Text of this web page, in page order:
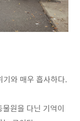
와 매우 흡사하다.
원을 다닌 기억이